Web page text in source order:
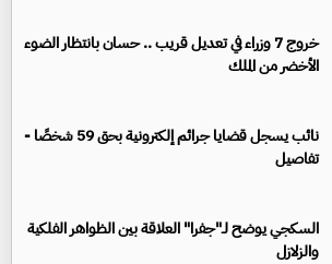
خروج 7 وزراء في تعديل قريب .. حسان بانتظار الضوء
الأخضر من الملك
نائب يسجل قضايا جرائم إلكترونية بحق 59 شخصًا -
تفاصيل
السكجي يوضح لـ"جفرا" العلاقة بين الظواهر الفلكية
والزلازل